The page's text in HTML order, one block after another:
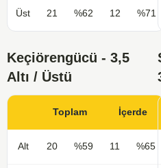
Üst 21 %62 12 %71
Keçiörengücü - 3,5
Altı / Üstü
Toplam İçerde
Alt 20 %59 11 %65